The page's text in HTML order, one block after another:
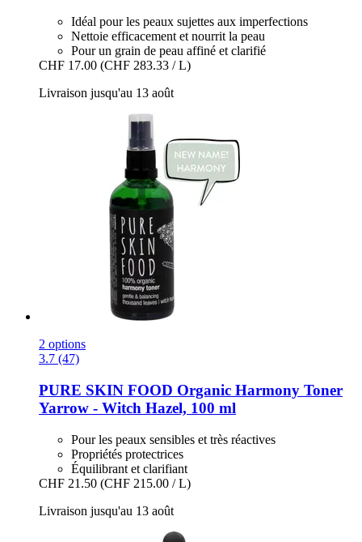
Idéal pour les peaux sujettes aux imperfections
Nettoie efficacement et nourrit la peau
Pour un grain de peau affiné et clarifié
CHF 17.00 (CHF 283.33 / L)
Livraison jusqu'au 13 août
2 options
3.7 (47)
PURE SKIN FOOD Organic Harmony Toner
Yarrow -​ Witch Hazel, 100 ml
Pour les peaux sensibles et très réactives
Propriétés protectrices
Équilibrant et clarifiant
CHF 21.50 (CHF 215.00 / L)
Livraison jusqu'au 13 août